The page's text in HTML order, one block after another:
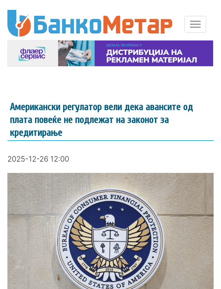
Американски регулатор вели дека авансите од
плата повеќе не подлежат на законот за
кредитирање
2025-12-26 12:00